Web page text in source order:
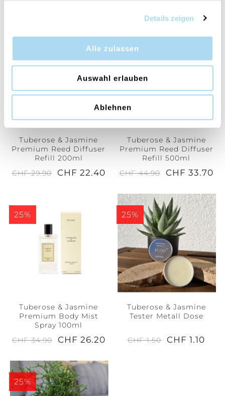
Details zeigen
Alle zulassen
Auswahl erlauben
Ablehnen
Tuberose & Jasmine
Premium Reed Diffuser
Refill 200ml
CHF 29.90
CHF 22.40
25%
Tuberose & Jasmine
Premium Reed Diffuser
Refill 500ml
CHF 44.90
CHF 33.70
25%
Tuberose & Jasmine
Premium Body Mist
Spray 100ml
CHF 34.90
CHF 26.20
25%
Tuberose & Jasmine
Tester Metall Dose
CHF 1.50 CHF 1.10
25%